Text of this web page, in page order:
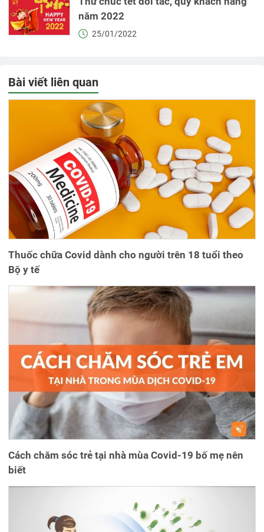
năm 2022
25/01/2022
Bài viết liên quan
Thuốc chữa Covid dành cho người trên 18 tuổi theo
Bộ y tế
Cách chăm sóc trẻ tại nhà mùa Covid-19 bố mẹ nên
biết